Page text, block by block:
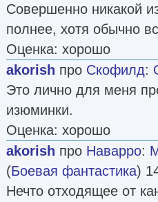
Совершенно никакой
полнее, хотя обычно
Оценка: хорошо
akorish про Скофилд:
Это лично для меня
изюминки.
Оценка: хорошо
akorish про Наварро:
(Боевая фантастика)
Нечто отходящее от